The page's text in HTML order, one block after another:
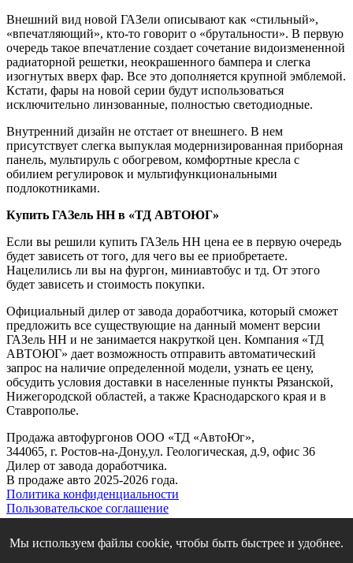
Внешний вид новой ГАЗели описывают как «стильный»,
«впечатляющий», кто-то говорит о «брутальности». В первую
очередь такое впечатление создает сочетание видоизмененной
радиаторной решетки, неокрашенного бампера и слегка
изогнутых вверх фар. Все это дополняется крупной эмблемой.
Кстати, фары на новой серии будут использоваться
исключительно линзованные, полностью светодиодные.
Внутренний дизайн не отстает от внешнего. В нем
присутствует слегка выпуклая модернизированная приборная
панель, мультируль с обогревом, комфортные кресла с
обилием регулировок и мультифункциональными
подлокотниками.
Купить ГАЗель НН в «ТД АВТОЮГ»
Если вы решили купить ГАЗель НН цена ее в первую очередь
будет зависеть от того, для чего вы ее приобретаете.
Нацелились ли вы на фургон, миниавтобус и тд. От этого
будет зависеть и стоимость покупки.
Официальный дилер от завода доработчика, который сможет
предложить все существующие на данный момент версии
ГАЗель НН и не занимается накруткой цен. Компания «ТД
АВТОЮГ» дает возможность отправить автоматический
запрос на наличие определенной модели, узнать ее цену,
обсудить условия доставки в населенные пункты Рязанской,
Нижегородской областей, а также Краснодарского края и в
Ставрополье.
Продажа автофургонов ООО «ТД «АвтоЮг»,
344065, г. Ростов-на-Дону,ул. Геологическая, д.9, офис 36
Дилер от завода доработчика.
В продаже авто 2025-2026 года.
Политика конфиденциальности
Пользовательское соглашение
Правила использования cookies
8-800-201-45-94
+7 (988) 2555 495
Мы используем файлы cookie, чтобы быть быстрее и удобнее.